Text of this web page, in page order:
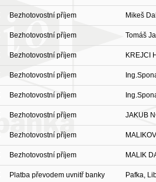
Bezhotovostní příjem Mikeš
Bezhotovostní příjem Tomáš
Bezhotovostní příjem KREJCI
Bezhotovostní příjem
Bezhotovostní příjem
Bezhotovostní příjem JAKUB
Bezhotovostní příjem
Bezhotovostní příjem MALIK
Platba převodem uvnitř banky Pafka,